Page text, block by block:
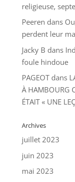
religieuse,
Peeren dans
perdent leur
Jacky B dans
foule hindoue
PAGEOTdans
À HAMBOURG
ÉTAIT « UNE
Archives
juillet 2023
juin 2023
mai 2023